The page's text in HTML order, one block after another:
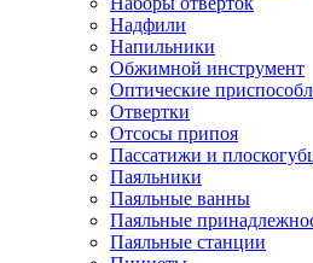
Надфили
Напильники
Обжимной инструмент
Оптические
Отвертки
Отсосы припоя
Пассатижи и
Паяльники
Паяльные ванны
Паяльные
Паяльные станции